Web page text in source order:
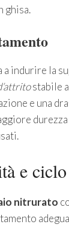
ghisa.
indurire la
stabile
e una
e
nitrurato